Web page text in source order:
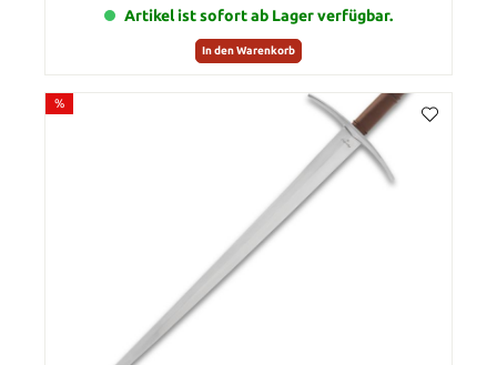
Artikel ist sofort ab Lager verfügbar.
In den Warenkorb
%